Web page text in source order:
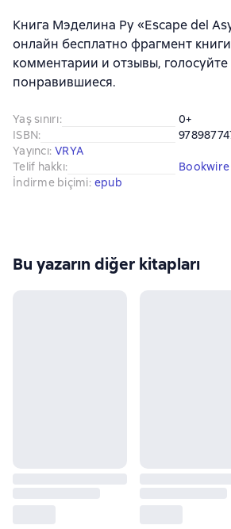
Книга Мэделина Ру «Escape del
онлайн бесплатно фрагмент
комментарии и отзывы, голосуйте
понравившиеся.
Yaş sınırı:
0+
ISBN:
Yayıncı: VRYA
Telif hakkı:
Bookwire
İndirme biçimi: epub
Bu yazarın diğer kitapları